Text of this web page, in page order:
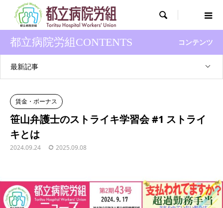

都立病院労組CONTENTS コンテンツ
最新記事
賃金・ボーナス
笹山弁護士のストライキ学習会 #1 ストライ
キとは
2024.09.24 2025.09.08